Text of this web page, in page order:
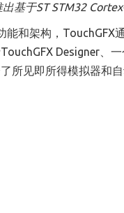
基于ST STM32
能和架构，TouchGFX
Designer、
所见即所得模拟器和